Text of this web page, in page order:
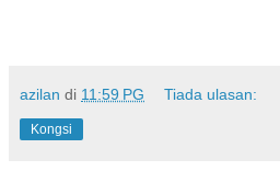
azilan di 11:59 PG Tiada ulasan:
Kongsi